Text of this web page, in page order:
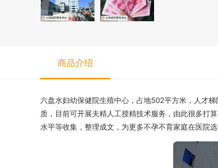
商品介绍
六盘水妇幼保健院生殖中心，占地502平方米，人才
质，目前可开展夫精人工授精技术服务，由此很多打
水平等收集，整理成文，为更多不孕不育家庭在医院选